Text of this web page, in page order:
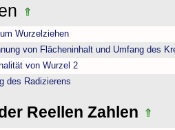
Wurzelziehen
von Flächeninhalt und Umfang des
von Wurzel 2
des Radizierens
Reellen Zahlen